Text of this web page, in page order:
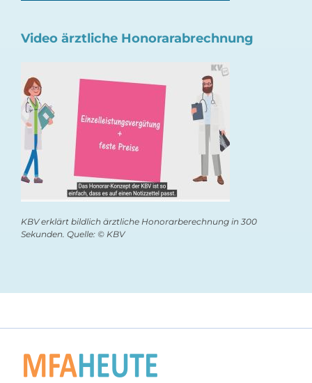
Video ärztliche Honorarabrechnung
KBV erklärt bildlich ärztliche Honorarberechnung in 300
Sekunden. Quelle: © KBV